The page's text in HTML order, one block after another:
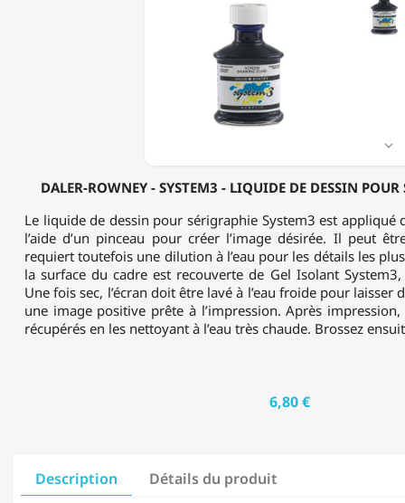
DALER-ROWNEY - SYSTEM3 - LIQUIDE DE DESSIN

Le liquide de dessin pour sérigraphie System3 est appliqué
l’aide d’un pinceau pour créer l’image désirée. Il peut
requiert toutefois une dilution à l’eau pour les détails les
la surface du cadre est recouverte de Gel Isolant
Une fois sec, l’écran doit être lavé à l’eau froide pour laisser
une image positive prête à l’impression. Après
récupérés en les nettoyant à l’eau très chaude. Brossez
6,80 €
Description Détails du produit